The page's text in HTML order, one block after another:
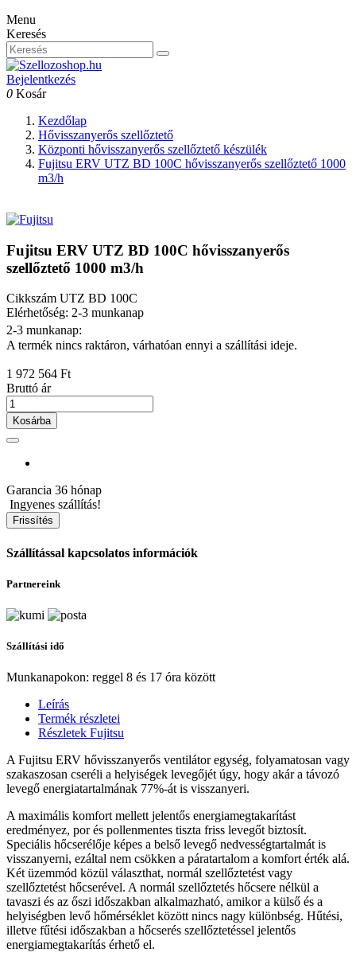
Menu
Keresés
Bejelentkezés
0 Kosár
Kezdőlap
Hővisszanyerős szellőztető
Központi hővisszanyerős szellőztető készülék
Fujitsu ERV UTZ BD 100C hővisszanyerős szellőztető 1000
m3/h
Fujitsu ERV UTZ BD 100C hővisszanyerős
szellőztető 1000 m3/h
Cikkszám UTZ BD 100C
Elérhetőség: 2-3 munkanap
2-3 munkanap:
A termék nincs raktáron, várhatóan ennyi a szállítási ideje.
1 972 564 Ft
Bruttó ár
Kosárba
Garancia 36 hónap
Ingyenes szállítás!
Szállítással kapcsolatos információk
Partnereink
Szállítási idő
Munkanapokon: reggel 8 és 17 óra között
Leírás
Termék részletei
Részletek Fujitsu
A Fujitsu ERV hővisszanyerős ventilátor egység, folyamatosan vagy
szakaszosan cseréli a helyiségek levegőjét úgy, hogy akár a távozó
levegő energiatartalmának 77%-át is visszanyeri.
A maximális komfort mellett jelentős energiamegtakarítást
eredményez, por és pollenmentes tiszta friss levegőt biztosít.
Speciális hőcserélője képes a belső levegő nedvességtartalmát is
visszanyerni, ezáltal nem csökken a páratartalom a komfort érték alá.
Két üzemmód közül választhat, normál szellőztetést vagy
szellőztetést hőcserével. A normál szellőztetés hőcsere nélkül a
tavaszi és az őszi időszakban alkalmazható, amikor a külső és a
helyiségben levő hőmérséklet között nincs nagy különbség. Hűtési,
illetve fűtési időszakban a hőcserés szellőztetéssel jelentős
energiamegtakarítás érhető el.